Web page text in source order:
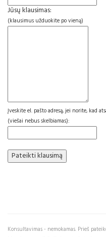
Jūsų klausimas:
(klausimus užduokite po vieną)
Įveskite el. pašto adresą, jei norite, kad
(viešai nebus skelbiamas):
Konsultavimas - nemokamas. Prieš